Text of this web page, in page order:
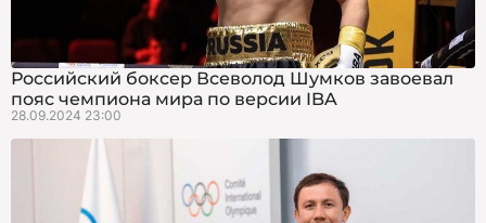
Российский боксер Всеволод Шумков завоевал
пояс чемпиона мира по версии IBA
28.09.2024 23:00